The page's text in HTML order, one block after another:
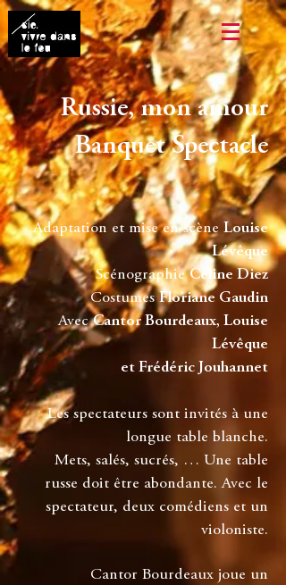
Russie, mon amour
Banquet Spectacle
Adaptation et mise en scène Louise
Lévêque
ScénographieCéline Diez
CostumesFloriane Gaudin
AvecCantor Bourdeaux, Louise
Lévêque
et Frédéric Jouhannet
Les spectateurs sont invités à une
longue table blanche.
Mets, salés, sucrés, … Une table
russe doit être abondante. Avec le
spectateur, deux comédiens et un
violoniste.
Cantor Bourdeaux joue un